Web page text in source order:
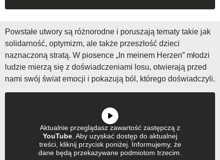
Powstałe utwory są różnorodne i poruszają tematy takie jak
solidarność, optymizm, ale także przeszłość dzieci
naznaczoną stratą. W piosence „In meinem Herzen” młodzi
ludzie mierzą się z doświadczeniami losu, otwierają przed
nami swój świat emocji i pokazują ból, którego doświadczyli.
Aktualnie przeglądasz zawartość zastępczą z
YouTube . Aby uzyskać dostęp do aktualnej
treści, kliknij przycisk poniżej. Informujemy, że
dane będą przekazywane podmiotom trzecim.